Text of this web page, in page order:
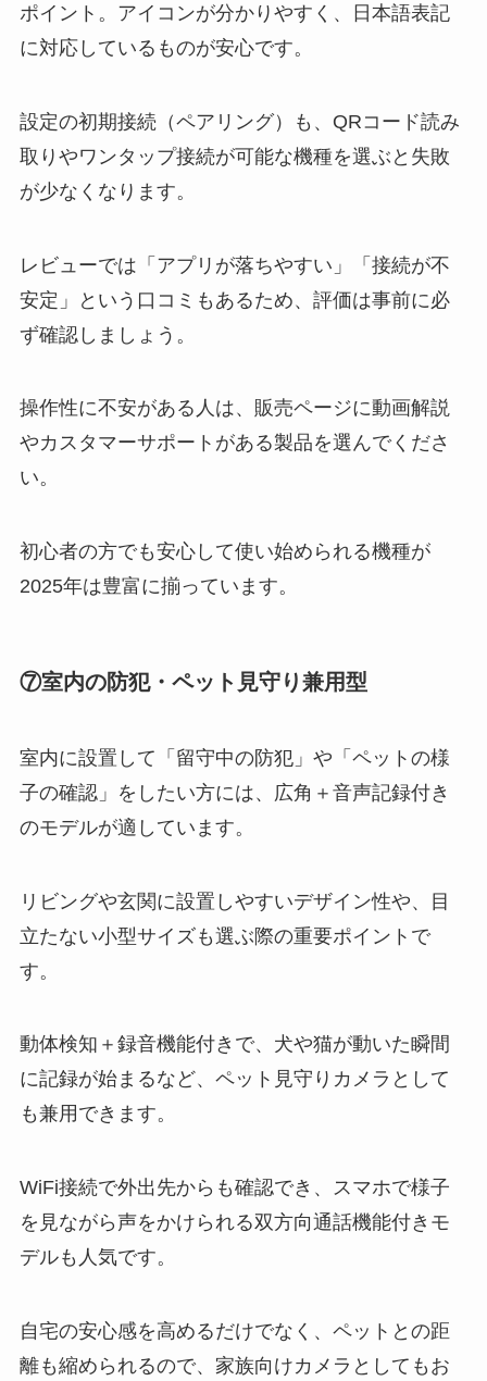
ポイント。アイコンが分かりやすく、日本語表記
に対応しているものが安心です。
設定の初期接続（ペアリング）も、QRコード読み
取りやワンタップ接続が可能な機種を選ぶと失敗
が少なくなります。
レビューでは「アプリが落ちやすい」「接続が不
安定」という口コミもあるため、評価は事前に必
ず確認しましょう。
操作性に不安がある人は、販売ページに動画解説
やカスタマーサポートがある製品を選んでくださ
い。
初心者の方でも安心して使い始められる機種が
2025年は豊富に揃っています。
⑦室内の防犯・ペット見守り兼用型
室内に設置して「留守中の防犯」や「ペットの様
子の確認」をしたい方には、広角＋音声記録付き
のモデルが適しています。
リビングや玄関に設置しやすいデザイン性や、目
立たない小型サイズも選ぶ際の重要ポイントで
す。
動体検知＋録音機能付きで、犬や猫が動いた瞬間
に記録が始まるなど、ペット見守りカメラとして
も兼用できます。
WiFi接続で外出先からも確認でき、スマホで様子
を見ながら声をかけられる双方向通話機能付きモ
デルも人気です。
自宅の安心感を高めるだけでなく、ペットとの距
離も縮められるので、家族向けカメラとしてもお